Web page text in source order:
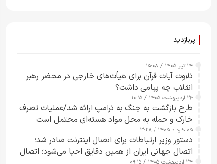
پربازدید
۱۴ تیر ۱۴۰۵ / ۱۵:۰۸
تلاوت آیات قرآن برای هیأت‌های خارجی در محضر رهبر
انقلاب چه پیامی داشت؟
۲۶ اردیبهشت ۱۴۰۵ / ۱۰:۱۵
طرح‌ بازگشت به جنگ به ترامپ ارائه شد/عملیات تصرف
خارک و حمله به محل مواد هسته‌ای محتمل است
۰۵ خرداد ۱۴۰۵ / ۱۳:۲۸
دستور وزیر ارتباطات برای اتصال اینترنت صادر شد؛
اتصال جهانی ایران از همین دقایق احیا می‌شود؛ اتصال
۲۴ اردیبهشت ۱۴۰۵ / ۰۹:۱۵